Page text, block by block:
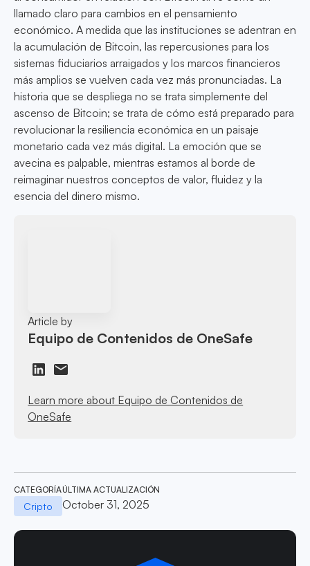
llamado claro para cambios en el pensamiento
económico. A medida que las instituciones se adentran en
la acumulación de Bitcoin, las repercusiones para los
sistemas fiduciarios arraigados y los marcos financieros
más amplios se vuelven cada vez más pronunciadas. La
historia que se despliega no se trata simplemente del
ascenso de Bitcoin; se trata de cómo está preparado para
revolucionar la resiliencia económica en un paisaje
monetario cada vez más digital. La emoción que se
avecina es palpable, mientras estamos al borde de
reimaginar nuestros conceptos de valor, fluidez y la
esencia del dinero mismo.
Article by
Equipo de Contenidos de OneSafe
Learn more about Equipo de Contenidos de
OneSafe
CATEGORÍA
Cripto
ÚLTIMA ACTUALIZACIÓN
October 31, 2025